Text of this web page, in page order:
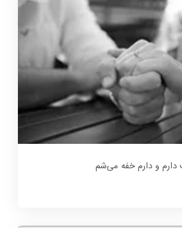
و دارم خفه می‌شم